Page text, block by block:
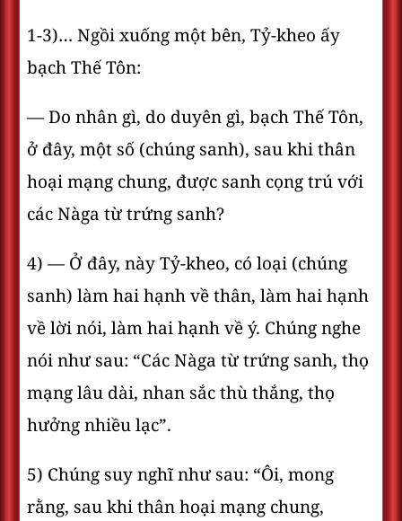
1-3)… Ngồi xuống một bên, Tỷ-kheo ấy
bạch Thế Tôn:
— Do nhân gì, do duyên gì, bạch Thế Tôn,
ở đây, một số (chúng sanh), sau khi thân
hoại mạng chung, được sanh cọng trú với
các Nàga từ trứng sanh?
4) — Ở đây, này Tỷ-kheo, có loại (chúng
sanh) làm hai hạnh về thân, làm hai hạnh
về lời nói, làm hai hạnh về ý. Chúng nghe
nói như sau: “Các Nàga từ trứng sanh, thọ
mạng lâu dài, nhan sắc thù thắng, thọ
hưởng nhiều lạc”.
5) Chúng suy nghĩ như sau: “Ôi, mong
rằng, sau khi thân hoại mạng chung,